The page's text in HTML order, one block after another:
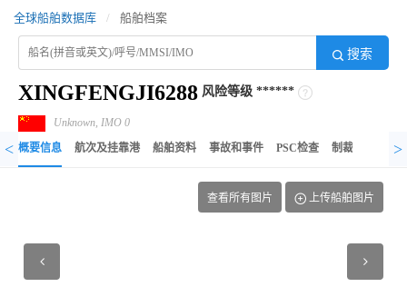
全球船舶数据库 / 船舶档案
搜索
XINGFENGJI6288 风险等级 ******
Unknown, IMO 0
< 概要信息 航次及挂靠港 船舶资料 事故和事件 PSC检查 制裁记录 异
>
查看所有图片 上传船舶图片